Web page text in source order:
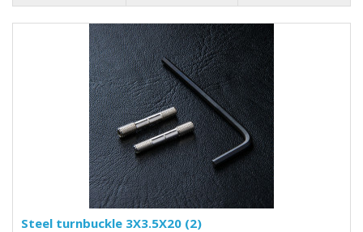
Steel turnbuckle 3X3.5X20 (2)